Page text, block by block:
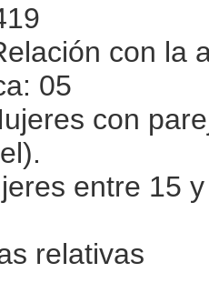
con la
05
con
entre 15
relativas